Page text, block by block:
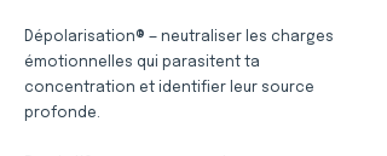
Dépolarisation® — neutraliser les charges
émotionnelles qui parasitent ta
concentration et identifier leur source
profonde.